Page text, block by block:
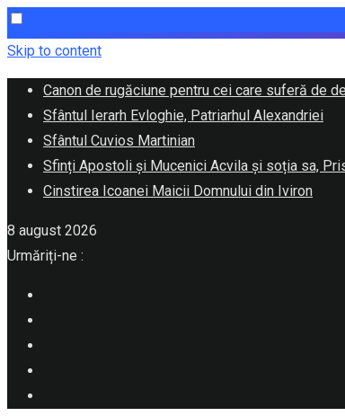
Skip to content
Canon de rugăciune pentru cei care suferă de
Sfântul Ierarh Evloghie, Patriarhul Alexandriei
Sfântul Cuvios Martinian
Sfinți Apostoli și Mucenici Acvila și soția sa,
Cinstirea Icoanei Maicii Domnului din Iviron
8 august 2026
Urmăriți-ne :